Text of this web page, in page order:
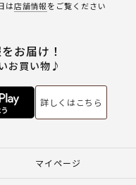
は店舗情報をご覧ください
お届け！
お買い物♪
詳しくはこちら
マイページ